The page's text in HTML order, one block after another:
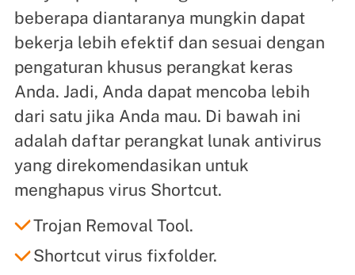
beberapa diantaranya mungkin dapat
bekerja lebih efektif dan sesuai dengan
pengaturan khusus perangkat keras
Anda. Jadi, Anda dapat mencoba lebih
dari satu jika Anda mau. Di bawah ini
adalah daftar perangkat lunak antivirus
yang direkomendasikan untuk
menghapus virus Shortcut.
Trojan Removal Tool.
Shortcut virus fixfolder.